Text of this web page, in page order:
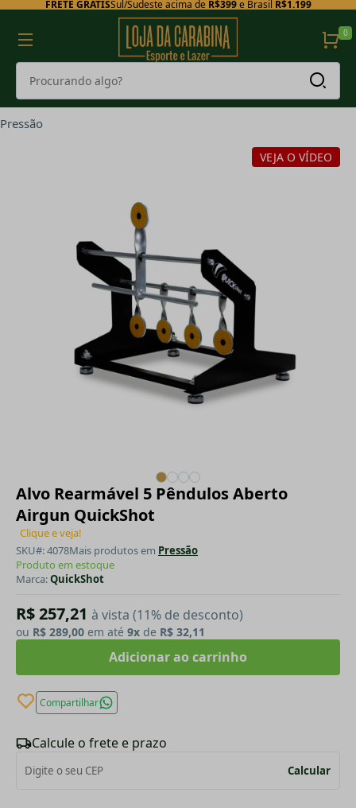
FRETE GRÁTISSul/Sudeste acima de R$399e Brasil R$1.199
0
Pressão
VEJA O VÍDEO
Alvo Rearmável 5 Pêndulos Aberto
Airgun QuickShot
Clique e veja!
SKU#: 4078Mais produtos em Pressão
Produto em estoque
Marca:QuickShot
R$ 257,21 à vista (11% de desconto)
ou R$ 289,00 em até 9x de R$ 32,11
Adicionar ao carrinho
Compartilhar
Calcule o frete e prazo
Calcular